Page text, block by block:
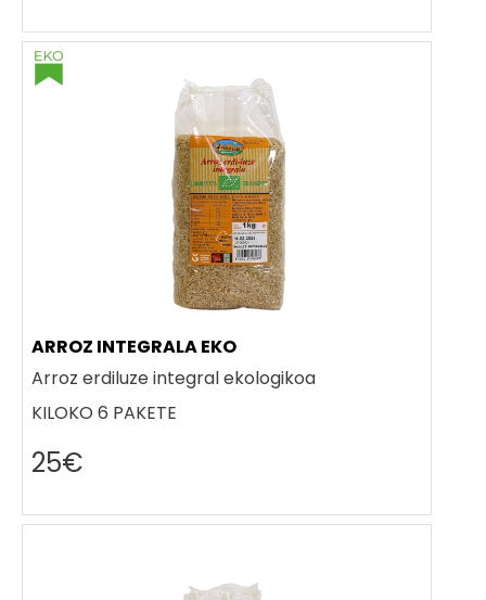
ARROZ INTEGRALA EKO
Arroz erdiluze integral ekologikoa
KILOKO 6 PAKETE
25€